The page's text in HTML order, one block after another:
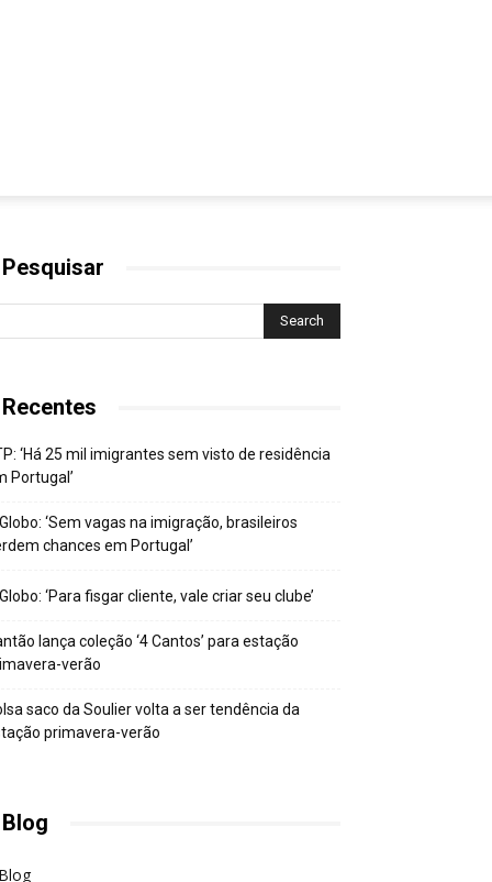
‘Há 25 mil imigrantes sem visto de residência
Portugal’
‘Sem vagas na imigração, brasileiros
chances em Portugal’
‘Para fisgar cliente, vale criar seu clube’
lança coleção ‘4 Cantos’ para estação
verão
saco da Soulier volta a ser tendência da
primavera-verão
Blog